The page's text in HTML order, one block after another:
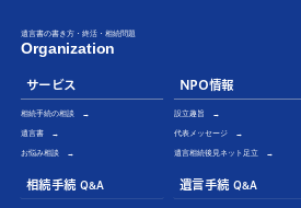
遺言書の書き方・終活・相続問題
Organization
サービス
相続手続の相談 →
遺言書 →
お悩み相談 →
NPO情報
設立趣旨 →
代表メッセージ →
遺言相続後見ネット足立→
相続手続 Q&A 遺言手続 Q&A